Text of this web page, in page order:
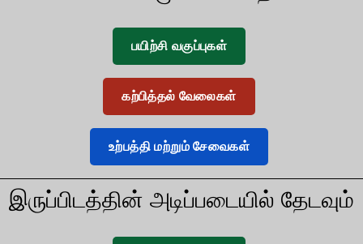
பயிற்சி வகுப்புகள்
கற்பித்தல் வேலைகள்
உற்பத்தி மற்றும் சேவைகள்
இருப்பிடத்தின் அடிப்படையில் தேடவும்